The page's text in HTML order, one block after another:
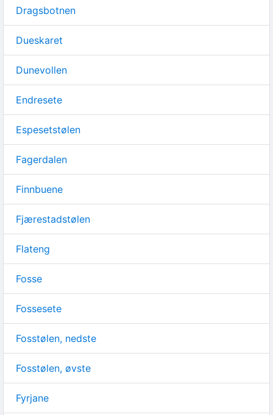
Dragsbotnen
Dueskaret
Dunevollen
Endresete
Espesetstølen
Fagerdalen
Finnbuene
Fjærestadstølen
Flateng
Fosse
Fossesete
Fosstølen, nedste
Fosstølen, øvste
Fyrjane